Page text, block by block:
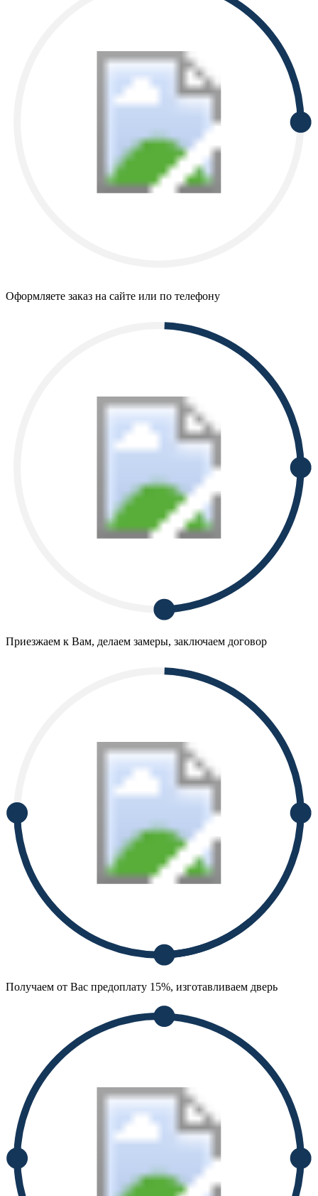
Оформляете заказ на сайте или по телефону
Приезжаем к Вам, делаем замеры, заключаем договор
Получаем от Вас предоплату 15%, изготавливаем дверь